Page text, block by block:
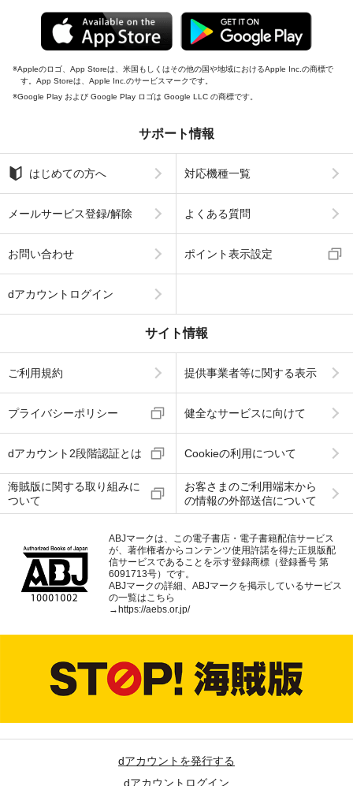
Appleのロゴ、App Storeは、米国もしくはその他の国や地域におけるApple Inc.の商標で
す。App Storeは、Apple Inc.のサービスマークです。
Google Play および Google Play ロゴは Google LLC の商標です。
サポート情報
はじめての方へ 対応機種一覧
メールサービス登録/解除 よくある質問
お問い合わせ ポイント表示設定
dアカウントログイン
サイト情報
ご利用規約 提供事業者等に関する表示
プライバシーポリシー 健全なサービスに向けて
dアカウント2段階認証とは Cookieの利用について
海賊版に関する取り組みに
ついて
お客さまのご利用端末から
の情報の外部送信について
ABJマークは、この電子書店・電子書籍配信サービス
が、著作権者からコンテンツ使用許諾を得た正規版配
信サービスであることを示す登録商標（登録番号 第
6091713号）です。
ABJマークの詳細、ABJマークを掲示しているサービス
の一覧はこちら
→https://aebs.or.jp/
dアカウントを発行する
dアカウントログイン